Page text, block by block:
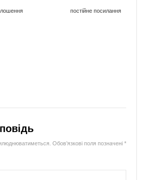
постійне посилання
Обов’язкові поля позначені *